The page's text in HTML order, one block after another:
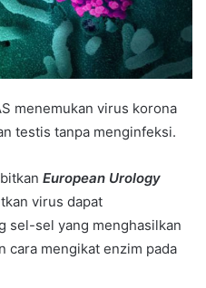
menemukan virus korona
testis tanpa menginfeksi.
European Urology
virus dapat
sel-sel yang menghasilkan
cara mengikat enzim pada